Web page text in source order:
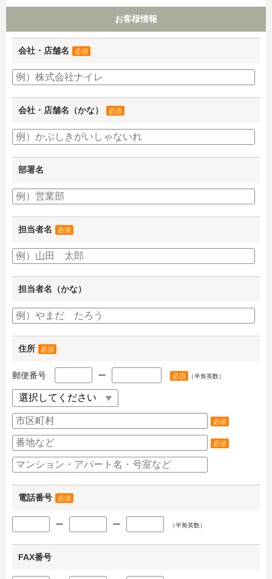
お客様情報
会社・店舗名 必須
会社・店舗名（かな） 必須
部署名
担当者名 必須
担当者名（かな）
住所 必須
郵便番号 ー 必須 （半角英数）
必須
必須
電話番号 必須
ー ー （半角英数）
FAX番号